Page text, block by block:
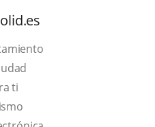
ti
Este